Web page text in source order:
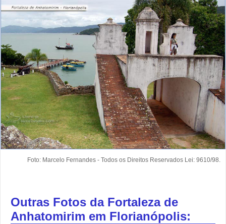
Foto: Marcelo Fernandes - Todos os Direitos Reservados Lei: 9610/98.
Outras Fotos da Fortaleza de
Anhatomirim em Florianópolis: